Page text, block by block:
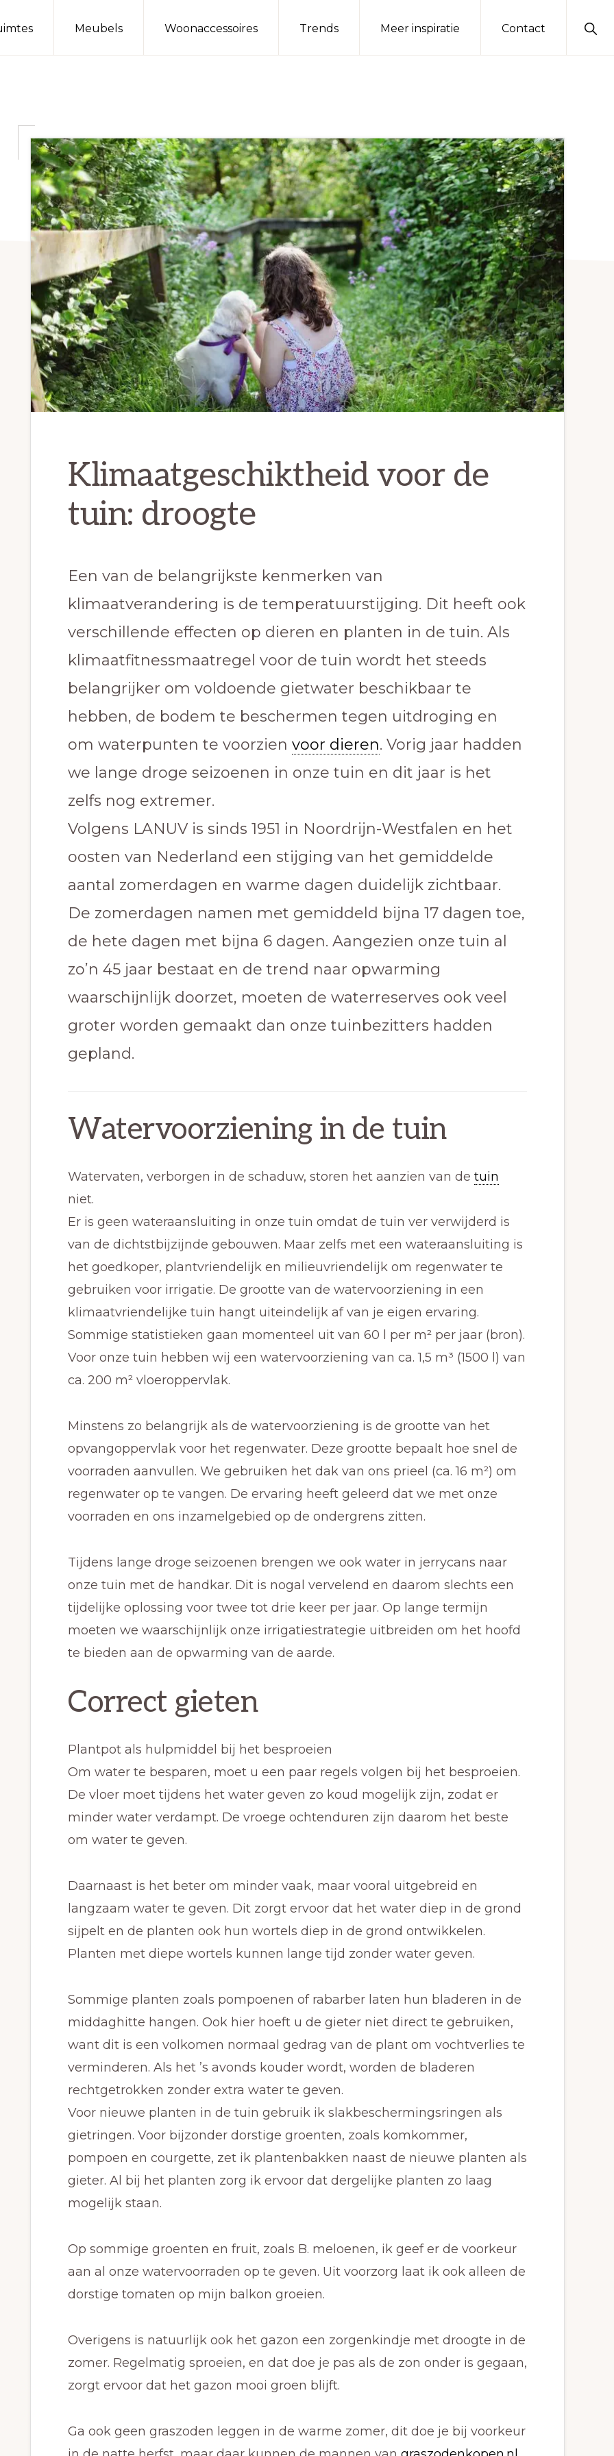
Meubels Woonaccessoires Trends Meer inspiratie Contact
Klimaatgeschiktheid voor de
tuin: droogte
Een van de belangrijkste kenmerken van
klimaatverandering is de temperatuurstijging. Dit heeft ook
verschillende effecten op dieren en planten in de tuin. Als
klimaatfitnessmaatregel voor de tuin wordt het steeds
belangrijker om voldoende gietwater beschikbaar te
hebben, de bodem te beschermen tegen uitdroging en
om waterpunten te voorzien voor dieren. Vorig jaar hadden
we lange droge seizoenen in onze tuin en dit jaar is het
zelfs nog extremer.
Volgens LANUV is sinds 1951 in Noordrijn-Westfalen en het
oosten van Nederland een stijging van het gemiddelde
aantal zomerdagen en warme dagen duidelijk zichtbaar.
De zomerdagen namen met gemiddeld bijna 17 dagen toe,
de hete dagen met bijna 6 dagen. Aangezien onze tuin al
zo’n 45 jaar bestaat en de trend naar opwarming
waarschijnlijk doorzet, moeten de waterreserves ook veel
groter worden gemaakt dan onze tuinbezitters hadden
gepland.
Watervoorziening in de tuin
Watervaten, verborgen in de schaduw, storen het aanzien van de tuin
niet.
Er is geen wateraansluiting in onze tuin omdat de tuin ver verwijderd is
van de dichtstbijzijnde gebouwen. Maar zelfs met een wateraansluiting is
het goedkoper, plantvriendelijk en milieuvriendelijk om regenwater te
gebruiken voor irrigatie. De grootte van de watervoorziening in een
klimaatvriendelijke tuin hangt uiteindelijk af van je eigen ervaring.
Sommige statistieken gaan momenteel uit van 60 l per m² per jaar (bron).
Voor onze tuin hebben wij een watervoorziening van ca. 1,5 m³ (1500 l) van
ca. 200 m² vloeroppervlak.
Minstens zo belangrijk als de watervoorziening is de grootte van het
opvangoppervlak voor het regenwater. Deze grootte bepaalt hoe snel de
voorraden aanvullen. We gebruiken het dak van ons prieel (ca. 16 m²) om
regenwater op te vangen. De ervaring heeft geleerd dat we met onze
voorraden en ons inzamelgebied op de ondergrens zitten.
Tijdens lange droge seizoenen brengen we ook water in jerrycans naar
onze tuin met de handkar. Dit is nogal vervelend en daarom slechts een
tijdelijke oplossing voor twee tot drie keer per jaar. Op lange termijn
moeten we waarschijnlijk onze irrigatiestrategie uitbreiden om het hoofd
te bieden aan de opwarming van de aarde.
Correct gieten
Plantpot als hulpmiddel bij het besproeien
Om water te besparen, moet u een paar regels volgen bij het besproeien.
De vloer moet tijdens het water geven zo koud mogelijk zijn, zodat er
minder water verdampt. De vroege ochtenduren zijn daarom het beste
om water te geven.
Daarnaast is het beter om minder vaak, maar vooral uitgebreid en
langzaam water te geven. Dit zorgt ervoor dat het water diep in de grond
sijpelt en de planten ook hun wortels diep in de grond ontwikkelen.
Planten met diepe wortels kunnen lange tijd zonder water geven.
Sommige planten zoals pompoenen of rabarber laten hun bladeren in de
middaghitte hangen. Ook hier hoeft u de gieter niet direct te gebruiken,
want dit is een volkomen normaal gedrag van de plant om vochtverlies te
verminderen. Als het ’s avonds kouder wordt, worden de bladeren
rechtgetrokken zonder extra water te geven.
Voor nieuwe planten in de tuin gebruik ik slakbeschermingsringen als
gietringen. Voor bijzonder dorstige groenten, zoals komkommer,
pompoen en courgette, zet ik plantenbakken naast de nieuwe planten als
gieter. Al bij het planten zorg ik ervoor dat dergelijke planten zo laag
mogelijk staan.
Op sommige groenten en fruit, zoals B. meloenen, ik geef er de voorkeur
aan al onze watervoorraden op te geven. Uit voorzorg laat ik ook alleen de
dorstige tomaten op mijn balkon groeien.
Overigens is natuurlijk ook het gazon een zorgenkindje met droogte in de
zomer. Regelmatig sproeien, en dat doe je pas als de zon onder is gegaan,
zorgt ervoor dat het gazon mooi groen blijft.
Ga ook geen graszoden leggen in de warme zomer, dit doe je bij voorkeur